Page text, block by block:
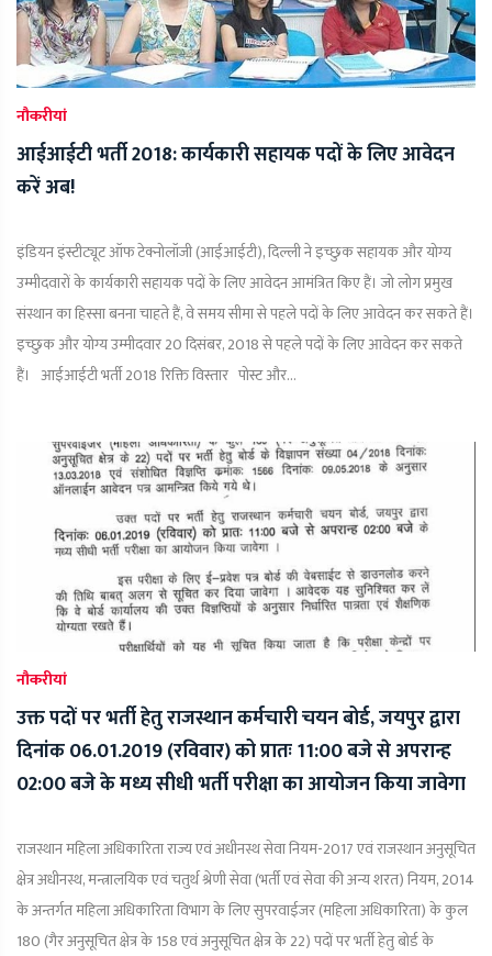
नौकरीयां
आईआईटी भर्ती 2018: कार्यकारी सहायक पदों के लिए आवेदन
करें अब!
इंडियन इंस्टीट्यूट ऑफ टेक्नोलॉजी (आईआईटी), दिल्ली ने इच्छुक सहायक और योग्य
उम्मीदवारों के कार्यकारी सहायक पदों के लिए आवेदन आमंत्रित किए हैं। जो लोग प्रमुख
संस्थान का हिस्सा बनना चाहते हैं, वे समय सीमा से पहले पदों के लिए आवेदन कर सकते हैं।
इच्छुक और योग्य उम्मीदवार 20 दिसंबर, 2018 से पहले पदों के लिए आवेदन कर सकते
हैं। आईआईटी भर्ती 2018 रिक्ति विस्तार पोस्ट और...
नौकरीयां
उक्त पदों पर भर्ती हेतु राजस्थान कर्मचारी चयन बोर्ड, जयपुर द्वारा
दिनांक 06.01.2019 (रविवार) को प्रातः 11:00 बजे से अपरान्ह
02:00 बजे के मध्य सीधी भर्ती परीक्षा का आयोजन किया जावेगा
राजस्थान महिला अधिकारिता राज्य एवं अधीनस्थ सेवा नियम-2017 एवं राजस्थान अनुसूचित
क्षेत्र अधीनस्थ, मन्त्रालयिक एवं चतुर्थ श्रेणी सेवा (भर्ती एवं सेवा की अन्य शरत) नियम, 2014
के अन्तर्गत महिला अधिकारिता विभाग के लिए सुपरवाईजर (महिला अधिकारिता) के कुल
180 (गैर अनुसूचित क्षेत्र के 158 एवं अनुसूचित क्षेत्र के 22) पदों पर भर्ती हेतु बोर्ड के